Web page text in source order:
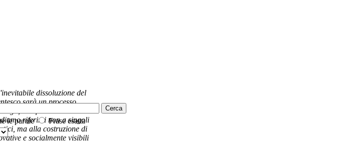
Nominato.
€ 15,00
in Italia
dissoluzione del
sarà un processo
e di fatto non ancora
riferirci non a singoli
ma alla costruzione di
e socialmente visibili
le parole
Frase esatta